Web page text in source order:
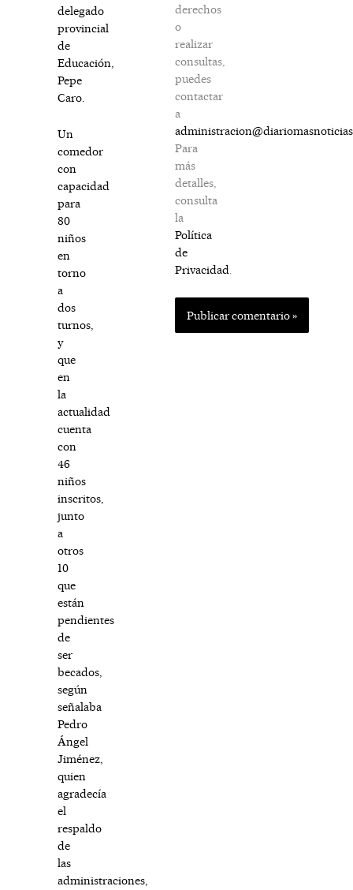
delegado
provincial
de
Educación,
Pepe
Caro.
Un
comedor
con
capacidad
para
80
niños
en
torno
a
dos
turnos,
y
que
en
la
actualidad
cuenta
con
46
niños
inscritos,
junto
a
otros
10
que
están
pendientes
de
ser
becados,
según
señalaba
Pedro
Ángel
Jiménez,
quien
agradecía
el
respaldo
de
las
administraciones,
derechos
o
realizar
consultas,
puedes
contactar
a
Para
más
detalles,
consulta
la
Política
de
Privacidad